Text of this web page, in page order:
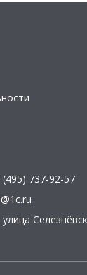
(495) 737-92-57
улица